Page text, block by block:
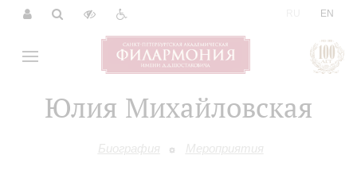
EN
Юлия Михайловская
Биография Мероприятия